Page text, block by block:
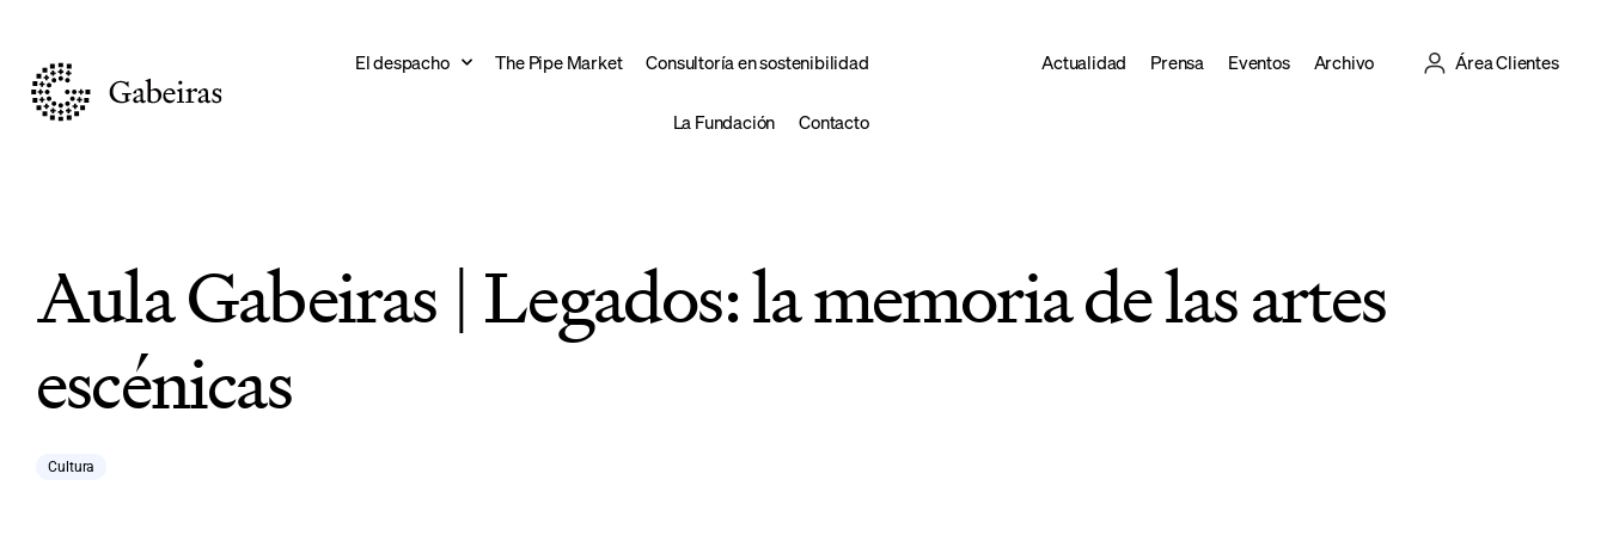
El despacho The Pipe Market Consultoría en sostenibilidad
La Fundación Contacto
Actualidad Prensa Eventos Archivo Área Clientes
Aula Gabeiras | Legados: la memoria de las artes
escénicas
Cultura